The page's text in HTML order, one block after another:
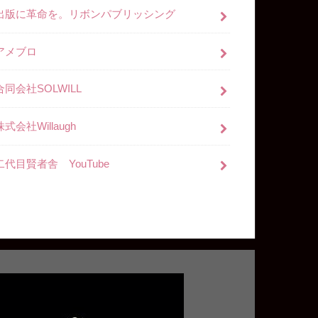
版に革命を。リボンパブリッシング
メブロ
同会社SOLWILL
式会社Willaugh
代目賢者舎 YouTube